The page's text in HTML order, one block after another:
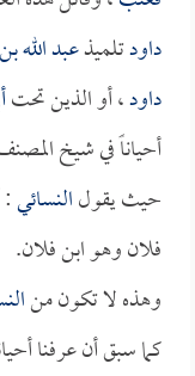
داودتلميذعبد الله
داود، أو الذين تحت
أحياناً في شيخ
حيث يقولالنسائي:
فلان وهو ابن فلان.
وهذه لا تكون من
كما سبق أن عرفنا